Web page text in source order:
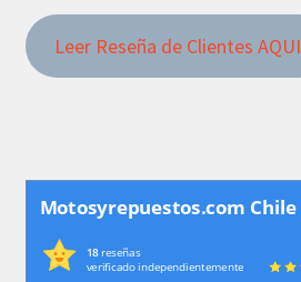
Leer Reseña de Clientes AQUI
Motosyrepuestos.com Chile
18reseñas
verificado independientemente